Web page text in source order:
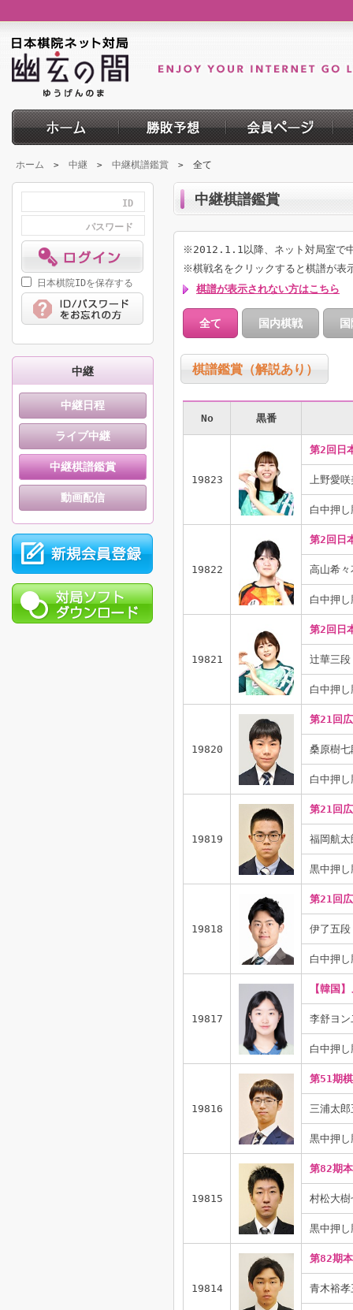
ホーム > 中継 > 中継棋譜鑑賞 > 全て
ID
パスワード
日本棋院IDを保存する
中継
中継日程
ライブ中継
中継棋譜鑑賞
動画配信
中継棋譜鑑賞
※2012.1.1以降、ネット対局室で
※棋戦名をクリックすると棋譜が表
棋譜が表示されない方はこちら
全て 国内棋戦
棋譜鑑賞（解説あり）
No 黒番
19823
第2回日
上野愛
白中押し
19822
第2回日
高山希々
白中押し
19821
第2回日
辻華三段
白中押し
19820
第21回
桑原樹七
白中押し
19819
第21回
福岡航
黒中押し
19818
第21回
伊了五段
白中押し
19817
【韓国
李舒ヨン
白中押し
19816
第51期
三浦太郎
黒中押し
19815
第82期
村松大樹
黒中押し
19814
第82期
青木裕孝